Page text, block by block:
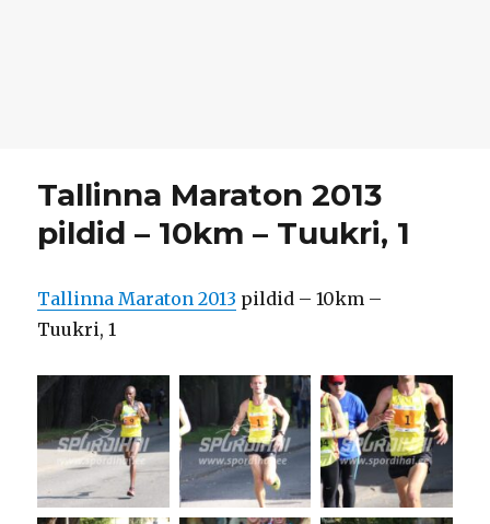
Tallinna Maraton 2013
pildid – 10km – Tuukri, 1
Tallinna Maraton 2013 pildid – 10km –
Tuukri, 1